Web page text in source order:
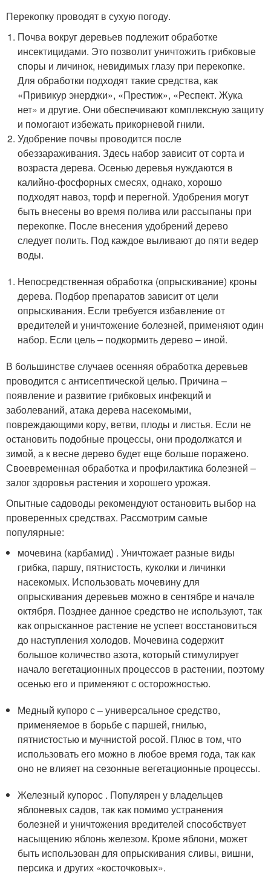
Перекопку проводят в сухую погоду.
Почва вокруг деревьев подлежит обработке
инсектицидами. Это позволит уничтожить грибковые
споры и личинок, невидимых глазу при перекопке.
Для обработки подходят такие средства, как
«Привикур энерджи», «Престиж», «Респект. Жука
нет» и другие. Они обеспечивают комплексную защиту
и помогают избежать прикорневой гнили.
Удобрение почвы проводится после
обеззараживания. Здесь набор зависит от сорта и
возраста дерева. Осенью деревья нуждаются в
калийно-фосфорных смесях, однако, хорошо
подходят навоз, торф и перегной. Удобрения могут
быть внесены во время полива или рассыпаны при
перекопке. После внесения удобрений дерево
следует полить. Под каждое выливают до пяти ведер
воды.
Непосредственная обработка (опрыскивание) кроны
дерева. Подбор препаратов зависит от цели
опрыскивания. Если требуется избавление от
вредителей и уничтожение болезней, применяют один
набор. Если цель – подкормить дерево – иной.
В большинстве случаев осенняя обработка деревьев
проводится с антисептической целью. Причина –
появление и развитие грибковых инфекций и
заболеваний, атака дерева насекомыми,
повреждающими кору, ветви, плоды и листья. Если не
остановить подобные процессы, они продолжатся и
зимой, а к весне дерево будет еще больше поражено.
Своевременная обработка и профилактика болезней –
залог здоровья растения и хорошего урожая.
Опытные садоводы рекомендуют остановить выбор на
проверенных средствах. Рассмотрим самые
популярные:
мочевина (карбамид) . Уничтожает разные виды
грибка, паршу, пятнистость, куколки и личинки
насекомых. Использовать мочевину для
опрыскивания деревьев можно в сентябре и начале
октября. Позднее данное средство не используют, так
как опрысканное растение не успеет восстановиться
до наступления холодов. Мочевина содержит
большое количество азота, который стимулирует
начало вегетационных процессов в растении, поэтому
осенью его и применяют с осторожностью.
Медный купоро с – универсальное средство,
применяемое в борьбе с паршей, гнилью,
пятнистостью и мучнистой росой. Плюс в том, что
использовать его можно в любое время года, так как
оно не влияет на сезонные вегетационные процессы.
Железный купорос . Популярен у владельцев
яблоневых садов, так как помимо устранения
болезней и уничтожения вредителей способствует
насыщению яблонь железом. Кроме яблони, может
быть использован для опрыскивания сливы, вишни,
персика и других «косточковых».